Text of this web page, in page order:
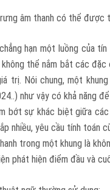
âm thanh có thể được
hạn một luồng của
không thể nắm bắt các
trị. Nói chung, một
như vậy có khả năng
bớt sự khác biệt giữa
nhiều, yêu cầu tính toán
trong một khung là
phát hiện điểm đầu và